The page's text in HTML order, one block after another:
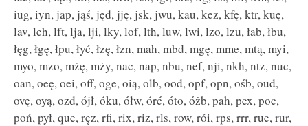
iug, iyn, jap, jąś, jęd, jję, jsk, jwu, kau, kez, kfę, ktr, kuę,
lav, leh, lft, lja, lji, lky, lof, lth, luw, lwi, lzo, lzu, łab, łbu,
łęg, łgę, łpu, łyć, łzę, łzn, mah, mbd, mgę, mme, mtą, myi,
myo, mzo, mżę, mży, nac, nap, nbu, nef, nji, nkh, ntz, nuc,
oan, oeę, oei, off, oge, oią, olb, ood, opf, opn, ośb, oud,
ovę, oyą, ozd, ójł, óku, ółw, órć, óto, óżb, pah, pex, poc,
poń, pył, que, ręz, rfi, rix, riz, rls, row, rói, rps, rrr, rue, rur,